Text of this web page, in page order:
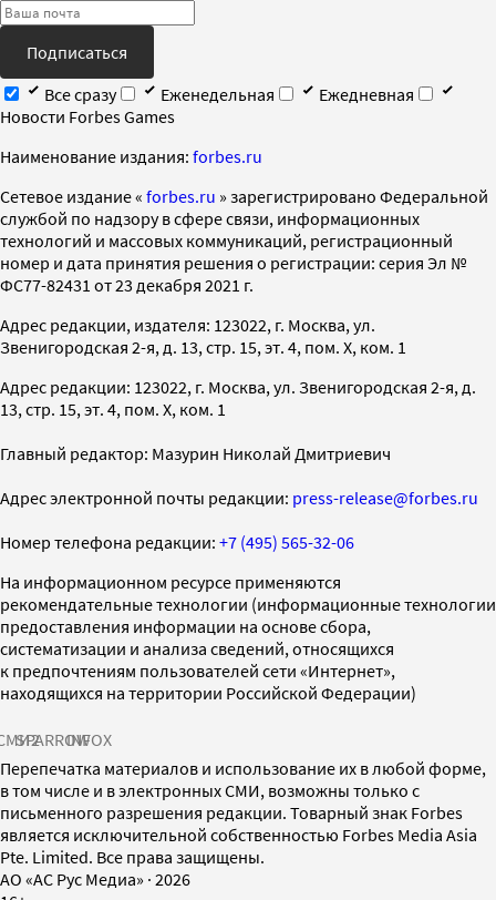
Подписаться
Все сразу
Еженедельная
Ежедневная
Новости Forbes Games
Наименование издания: forbes.ru
Cетевое издание « forbes.ru » зарегистрировано Федеральной
службой по надзору в сфере связи, информационных
технологий и массовых коммуникаций, регистрационный
номер и дата принятия решения о регистрации: серия Эл №
ФС77-82431 от 23 декабря 2021 г.
Адрес редакции, издателя: 123022, г. Москва, ул.
Звенигородская 2-я, д. 13, стр. 15, эт. 4, пом. X, ком. 1
Адрес редакции: 123022, г. Москва, ул. Звенигородская 2-я, д.
13, стр. 15, эт. 4, пом. X, ком. 1
Главный редактор: Мазурин Николай Дмитриевич
Адрес электронной почты редакции: press-release@forbes.ru
Номер телефона редакции: +7 (495) 565-32-06
На информационном ресурсе применяются
рекомендательные технологии (информационные технологии
предоставления информации на основе сбора,
систематизации и анализа сведений, относящихся
к предпочтениям пользователей сети «Интернет»,
находящихся на территории Российской Федерации)
SPARROWINFOX
Перепечатка материалов и использование их в любой форме,
в том числе и в электронных СМИ, возможны только с
письменного разрешения редакции. Товарный знак Forbes
является исключительной собственностью Forbes Media Asia
Pte. Limited. Все права защищены.
AO «АС Рус Медиа» · 2026